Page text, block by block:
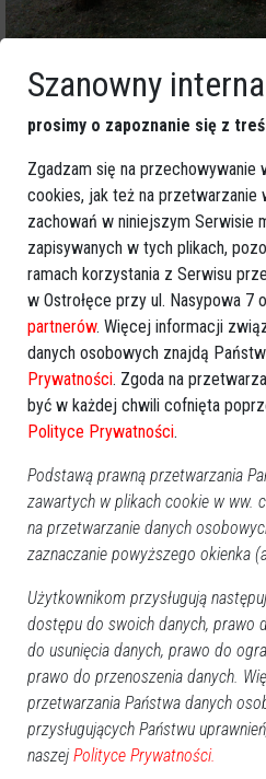
Szanowny
prosimy o zapoznanie się z
Zgadzam się na przechowywanie
cookies, jak też na przetwarzanie
zachowań w niniejszym Serwisie
zapisywanych w tych plikach,
ramach korzystania z Serwisu
w Ostrołęce przy ul. Nasypowa 7
partnerów. Więcej informacji
danych osobowych znajdą
Prywatności. Zgoda na
być w każdej chwili cofnięta
Polityce Prywatności.
Podstawą prawną przetwarzania
zawartych w plikach cookie w ww.
na przetwarzanie danych
zaznaczanie powyższego okienka
Użytkownikom przysługują
dostępu do swoich danych, prawo
do usunięcia danych, prawo do
prawo do przenoszenia danych.
przetwarzania Państwa danych
przysługujących Państwu
naszej Polityce Prywatności.